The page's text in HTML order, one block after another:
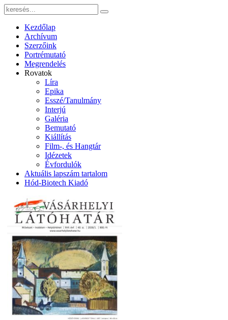
Kezdőlap
Archívum
Szerzőink
Portrémutató
Megrendelés
Rovatok
Líra
Epika
Esszé/Tanulmány
Interjú
Galéria
Bemutató
Kiállítás
Film-, és Hangtár
Idézetek
Évfordulók
Aktuális lapszám tartalom
Hód-Biotech Kiadó